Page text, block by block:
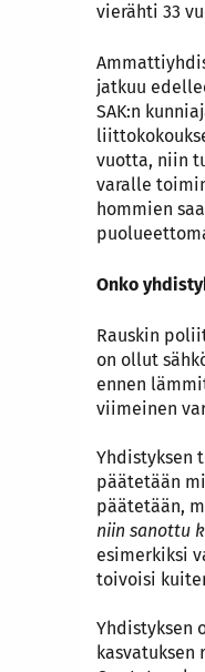
vierähti 33
jatkuu
SAK:n
vuotta, niin
varalle
hommien
Onko
Rauskin
on ollut
ennen
viimeinen
Yhdistyksen
päätetään
päätetään,
niin sanottu
esimerkiksi
toivoisi
Yhdistyksen
kasvatuksen